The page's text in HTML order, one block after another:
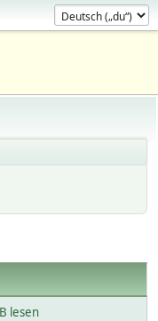
lesen